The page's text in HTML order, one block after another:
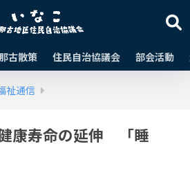
古散策 住民自治協議会 部会活動
祉通信
康寿命の延伸 「睡